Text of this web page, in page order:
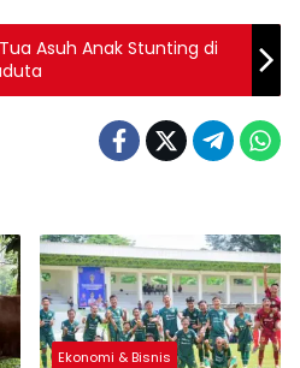
Asuh Anak Stunting di
Ekonomi & Bisnis